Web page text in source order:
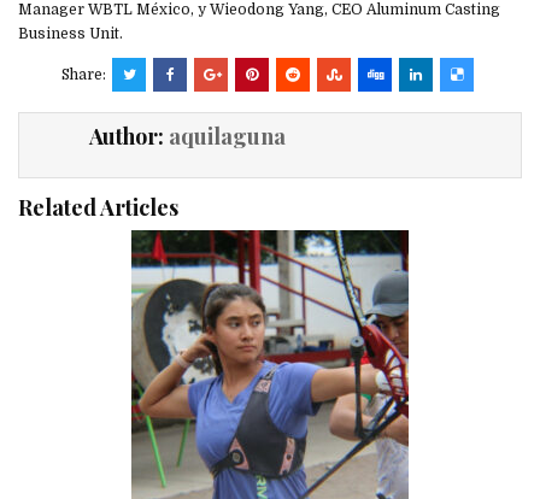
Manager WBTL México, y Wieodong Yang, CEO Aluminum Casting
Business Unit.
Share:
Author: aquilaguna
Related Articles